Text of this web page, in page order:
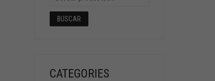
BUSCAR
CATEGORIES